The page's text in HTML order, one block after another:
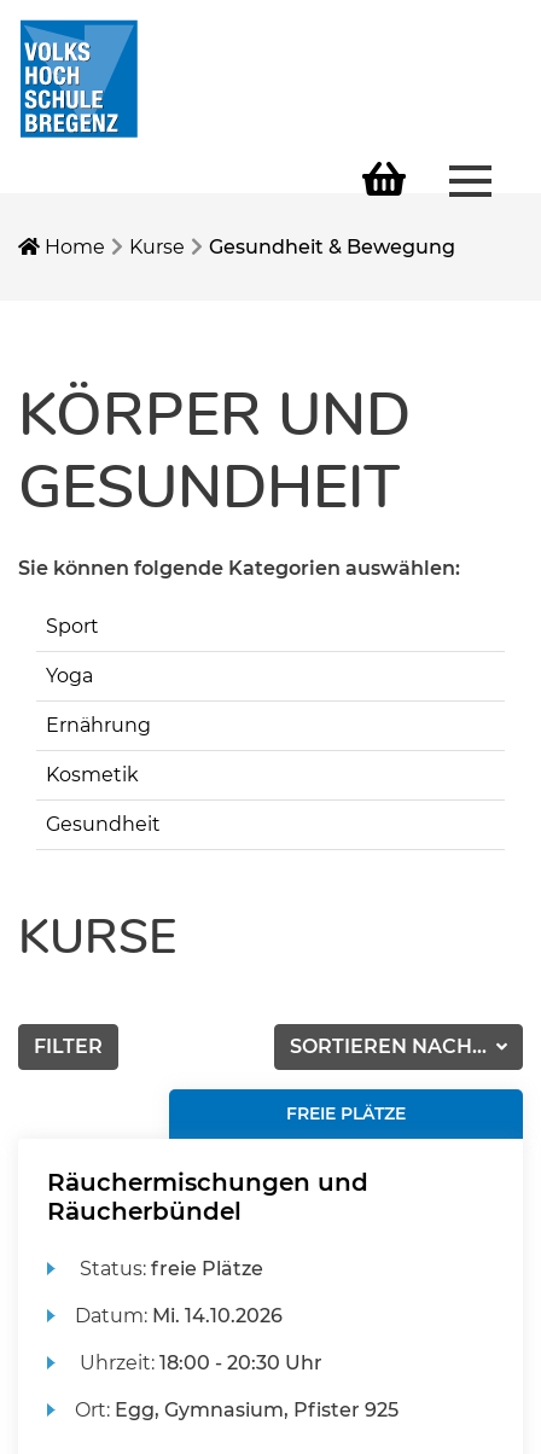
Home Kurse Gesundheit & Bewegung
KÖRPER UND
GESUNDHEIT
Sie können folgende Kategorien auswählen:
Sport
Yoga
Ernährung
Kosmetik
Gesundheit
KURSE
SORTIEREN NACH...
FILTER
FREIE PLÄTZE
Räuchermischungen und
Räucherbündel
Status:freie Plätze
Datum: Mi. 14.10.2026
Uhrzeit:18:00 - 20:30 Uhr
Ort: Egg, Gymnasium, Pfister 925